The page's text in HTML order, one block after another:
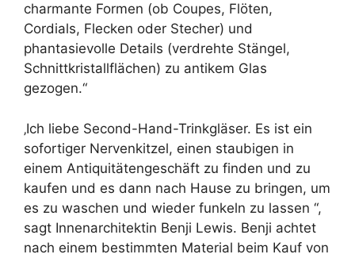
charmante Formen (ob Coupes, Flöten,
Cordials, Flecken oder Stecher) und
phantasievolle Details (verdrehte Stängel,
Schnittkristallflächen) zu antikem Glas
gezogen.“
‚Ich liebe Second-Hand-Trinkgläser. Es ist ein
sofortiger Nervenkitzel, einen staubigen in
einem Antiquitätengeschäft zu finden und zu
kaufen und es dann nach Hause zu bringen, um
es zu waschen und wieder funkeln zu lassen “,
sagt Innenarchitektin Benji Lewis. Benji achtet
nach einem bestimmten Material beim Kauf von